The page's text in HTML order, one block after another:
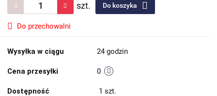
szt. Do koszyka
Do przechowalni
Wysyłka w ciągu 24 godzin
Cena przesyłki 0
Dostępność 1 szt.